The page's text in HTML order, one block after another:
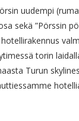
uudempi
sekä ”Pörssin
torin
Turun